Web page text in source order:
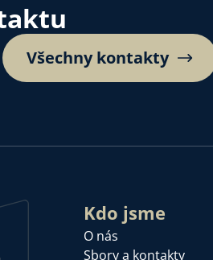
Všechny kontakty
Kdo jsme
O nás
Sbory a kontakty